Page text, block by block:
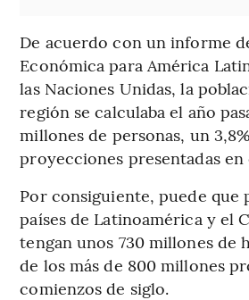
De acuerdo con un informe
Económica para América
las Naciones Unidas, la
región se calculaba el año
millones de personas, un
proyecciones presentadas en
Por consiguiente, puede que
países de Latinoamérica y el
tengan unos 730 millones de
de los más de 800 millones
comienzos de siglo.